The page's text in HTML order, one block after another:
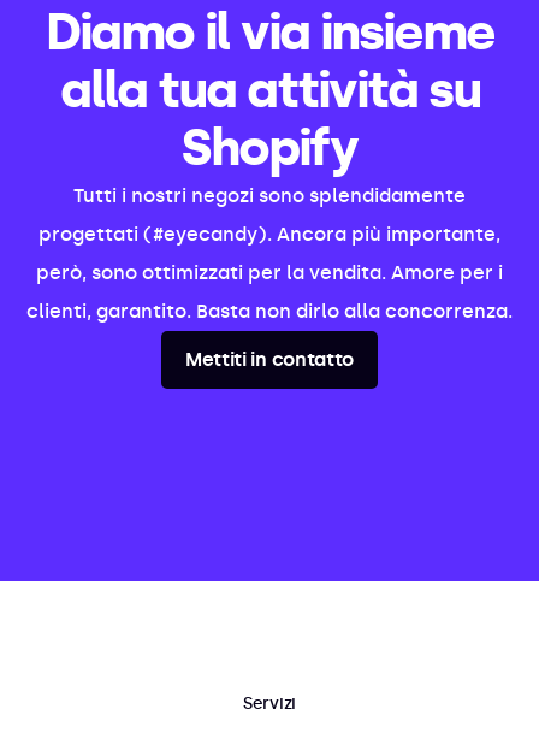
Diamo il via insieme
alla tua attività su
Shopify
Tutti i nostri negozi sono splendidamente
progettati (#eyecandy). Ancora più importante,
però, sono ottimizzati per la vendita. Amore per i
clienti, garantito. Basta non dirlo alla concorrenza.
Mettiti in contatto
Servizi